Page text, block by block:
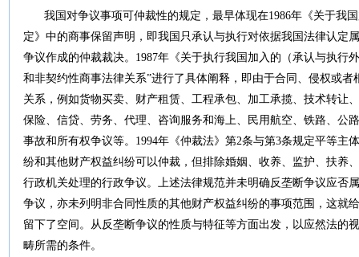
我国对争议事项可仲裁性的规定，最早体现在1986年《关于我
定》中的商事保留声明，即我国只承认与执行对依据我国法律认定
争议作成的仲裁裁决。1987年《关于执行我国加入的（承认与执行
和非契约性商事法律关系”进行了具体阐释，即由于合同、侵权或
关系，例如货物买卖、财产租赁、工程承包、加工承揽、技术转让
保险、信贷、劳务、代理、咨询服务和海上、民用航空、铁路、公
事故和所有权争议等。1994年《仲裁法》第2条与第3条规定平等主
纷和其他财产权益纠纷可以仲裁，但排除婚姻、收养、监护、扶养
行政机关处理的行政争议。上述法律规范并未明确反垄断争议应否
争议，亦未列明非合同性质的其他财产权益纠纷的事项范围，这就
留下了空间。从反垄断争议的性质与特征等方面出发，以应然法的
畴所需的条件。